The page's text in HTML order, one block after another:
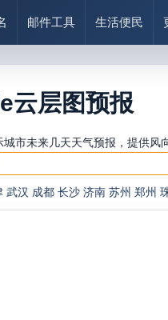
邮件工具 生活便民
云层图预报
市未来几天天气预报，提供风
武汉 成都 长沙 济南 苏州 郑州